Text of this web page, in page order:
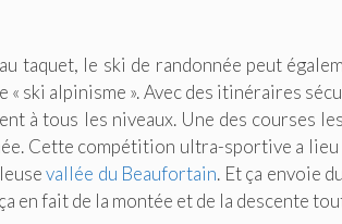
taquet, le ski de randonnée peut
« ski alpinisme ». Avec des itinéraires
à tous les niveaux. Une des courses
Cette compétition ultra-sportive a lieu
vallée du Beaufortain. Et ça envoie
en fait de la montée et de la descente